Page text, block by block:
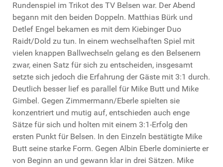
Rundenspiel im Trikot des TV Belsen war. Der Abend
begann mit den beiden Doppeln. Matthias Bürk und
Detlef Engel bekamen es mit dem Kiebinger Duo
Raidt/Dold zu tun. In einem wechselhaften Spiel mit
vielen knappen Ballwechseln gelang es den Belsenern
zwar, einen Satz für sich zu entscheiden, insgesamt
setzte sich jedoch die Erfahrung der Gäste mit 3:1 durch.
Deutlich besser lief es parallel für Mike Butt und Mike
Gimbel. Gegen Zimmermann/Eberle spielten sie
konzentriert und mutig auf, entschieden auch enge
Sätze für sich und holten mit einem 3:1-Erfolg den
ersten Punkt für Belsen. In den Einzeln bestätigte Mike
Butt seine starke Form. Gegen Albin Eberle dominierte er
von Beginn an und gewann klar in drei Sätzen. Mike